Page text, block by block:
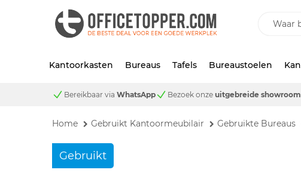
Kantoorkasten Bureaus Tafels Bureaustoelen
Bereikbaar via WhatsApp Bezoek onze uitgebreide showroom
Home Gebruikt Kantoormeubilair Gebruikte Bureaus
Gebruikt